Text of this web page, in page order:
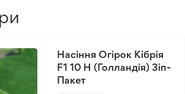
Насіння Огірок Кібрія
F1 10 Н (Голландія) Зіп-
Пакет